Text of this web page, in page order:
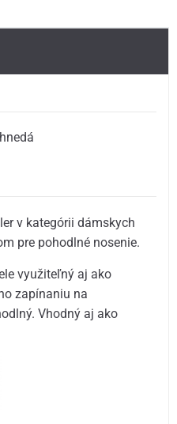
hnedá
v kategórii dámskych
pre pohodlné nosenie.
využiteľný aj ako
zapínaniu na
Vhodný aj ako